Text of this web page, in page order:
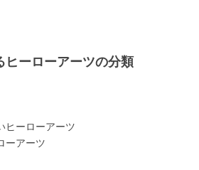
ヒーローアーツの分類
ヒーローアーツ
ーアーツ